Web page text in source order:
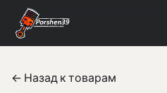
← Назад к товарам